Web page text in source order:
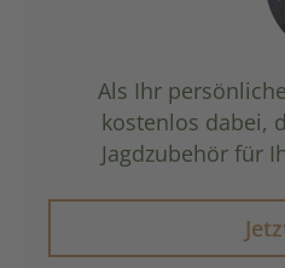
Als Ihr
kostenlos dabei,
Jagdzubehör für